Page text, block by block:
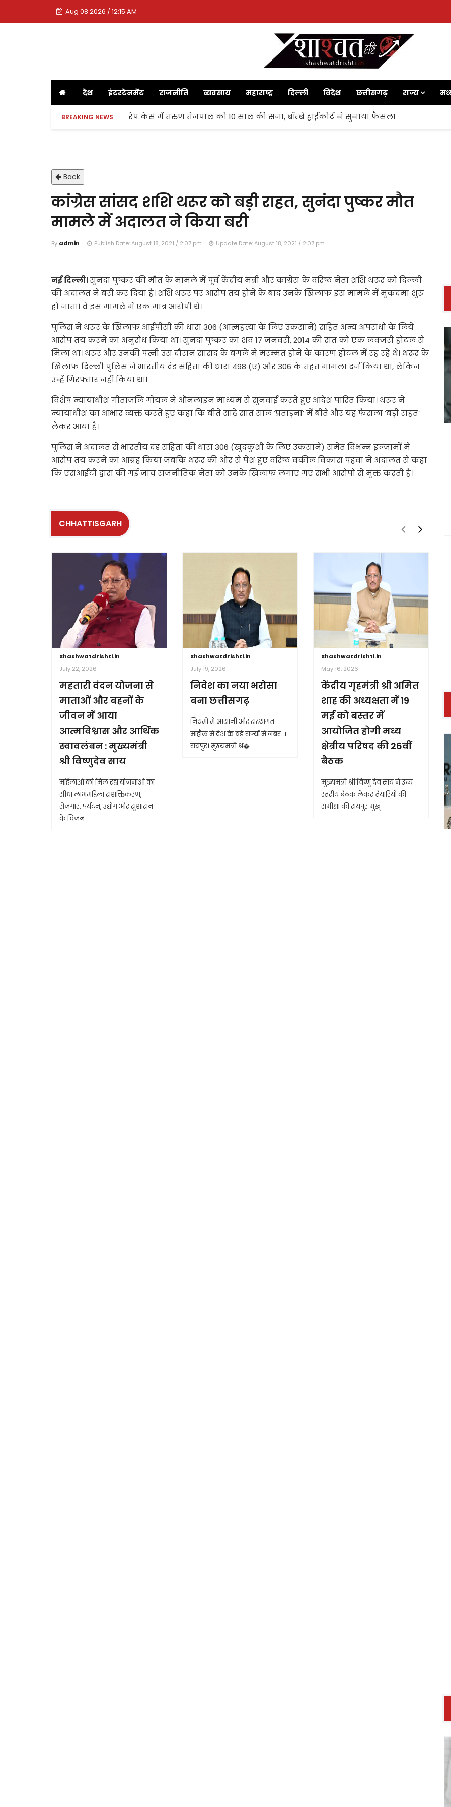
Aug 08 2026 / 12:15 AM
देश इंटरटेनमेंट राजनीति व्यवसाय महाराष्ट्र दिल्ली विदेश छत्तीसगढ़ राज्य
BREAKING NEWS रेप केस में तरुण तेजपाल को 10 साल की सजा, बॉम्बे हाईकोर्ट ने सुनाया फैसला
Back
कांग्रेस सांसद शशि थरूर को बड़ी राहत, सुनंदा पुष्कर मौत
मामले में अदालत ने किया बरी
By admin Publish Date: August 18, 2021 / 2:07 pm Update Date: August 18, 2021 / 2:07 pm
नई दिल्ली।सुनंदा पुष्कर की मौत के मामले में पूर्व केंद्रीय मंत्री और कांग्रेस के वरिष्ठ नेता शशि थरूर को दिल्ली
की अदालत ने बरी कर दिया है। शशि थरूर पर आरोप तय होने के बाद उनके खिलाफ इस मामले में मुकदमा शुरू
हो जाता। वे इस मामले में एक मात्र आरोपी थे।
पुलिस ने थरूर के खिलाफ आईपीसी की धारा 306 (आत्महत्या के लिए उकसाने) सहित अन्य अपराधों के लिये
आरोप तय करने का अनुरोध किया था। सुनंदा पुष्कर का शव 17 जनवरी, 2014 की रात को एक लक्जरी होटल से
मिला था। थरूर और उनकी पत्नी उस दौरान सांसद के बंगले में मरम्मत होने के कारण होटल में रह रहे थे। थरूर के
खिलाफ दिल्ली पुलिस ने भारतीय दंड संहिता की धारा 498 (ए) और 306 के तहत मामला दर्ज किया था, लेकिन
उन्हें गिरफ्तार नहीं किया था।
विशेष न्यायाधीश गीतांजलि गोयल ने ऑनलाइन माध्यम से सुनवाई करते हुए आदेश पारित किया। थरूर ने
न्यायाधीश का आभार व्यक्त करते हुए कहा कि बीते साढ़े सात साल ‘प्रताड़ना’ में बीते और यह फैसला ‘बड़ी राहत’
लेकर आया है।
पुलिस ने अदालत से भारतीय दंड संहिता की धारा 306 (खुदकुशी के लिए उकसाने) समेत विभन्न इल्ज़ामों में
आरोप तय करने का आग्रह किया जबकि थरूर की ओर से पेश हुए वरिष्ठ वकील विकास पहवा ने अदालत से कहा
कि एसआईटी द्वारा की गई जांच राजनीतिक नेता को उनके खिलाफ लगाए गए सभी आरोपों से मुक्त करती है।
CHHATTISGARH
Shashwatdrishti.in
July 22, 2026
महतारी वंदन योजना से
माताओं और बहनों के
जीवन में आया
आत्मविश्वास और आर्थिक
स्वावलंबन : मुख्यमंत्री
श्री विष्णुदेव साय
महिलाओं को मिल रहा योजनाओं का
सीधा लाभमहिला सशक्तिकरण,
रोजगार, पर्यटन, उद्योग और सुशासन
के विजन
Shashwatdrishti.in
July 19, 2026
निवेश का नया भरोसा
बना छत्तीसगढ़
नियमों में आसानी और संस्थागत
माहौल में देश के बड़े राज्यों में नंबर-1
रायपुर। मुख्यमंत्री श्र�
Shashwatdrishti.in
May 16, 2026
केंद्रीय गृहमंत्री श्री अमित
शाह की अध्यक्षता में 19
मई को बस्तर में
आयोजित होगी मध्य
क्षेत्रीय परिषद की 26वीं
बैठक
मुख्यमंत्री श्री विष्णु देव साय ने उच्च
स्तरीय बैठक लेकर तैयारियों की
समीक्षा की रायपुर मुख्